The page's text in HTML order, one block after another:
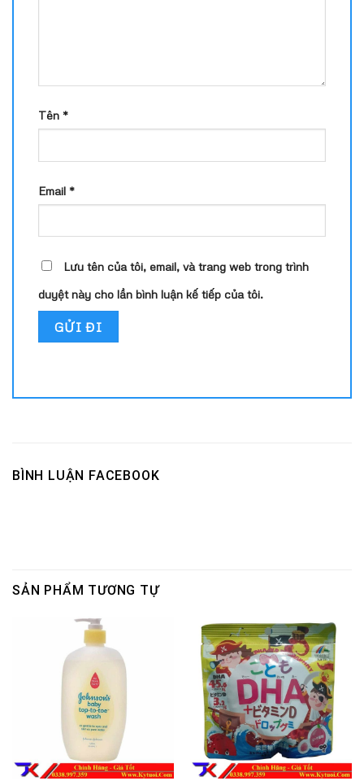
Tên *
Email *
Lưu tên của tôi, email, và trang web trong trình
duyệt này cho lần bình luận kế tiếp của tôi.
BÌNH LUẬN FACEBOOK
SẢN PHẨM TƯƠNG TỰ